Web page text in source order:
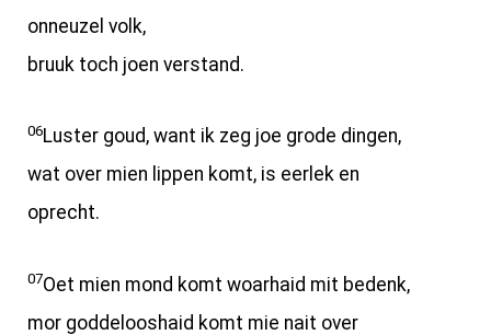
onneuzel volk,
bruuk toch joen verstand.
06Luster goud, want ik zeg joe grode dingen,
wat over mien lippen komt, is eerlek en
oprecht.
07Oet mien mond komt woarhaid mit bedenk,
mor goddelooshaid komt mie nait over